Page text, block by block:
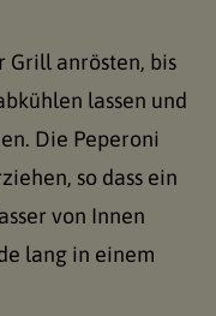
Grill anrösten, bis
lassen und
Die Peperoni
so dass ein
von Innen
lang in einem